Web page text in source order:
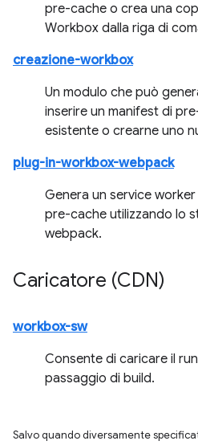
pre-cache o crea una
Workbox dalla riga di
creazione-workbox
Un modulo che può
inserire un manifest di
esistente o crearne uno
plug-in-workbox-webpack
Genera un service
pre-cache utilizzando lo
webpack.
Caricatore (CDN)
workbox-sw
Consente di caricare il
passaggio di build.
Salvo quando diversamente